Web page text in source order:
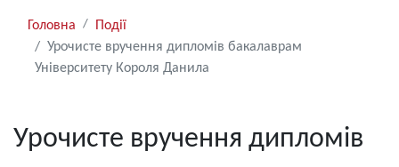
Рядки
навіґації
Головна
Події
Урочисте вручення дипломів бакалаврам
Університету Короля Данила
Урочисте вручення дипломів